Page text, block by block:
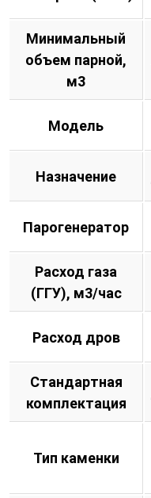
Минимальный
объем парной,
м3
Модель
Назначение
Парогенератор
Расход газа
(ГГУ), м3/час
Расход дров
Стандартная
комплектация
Тип каменки